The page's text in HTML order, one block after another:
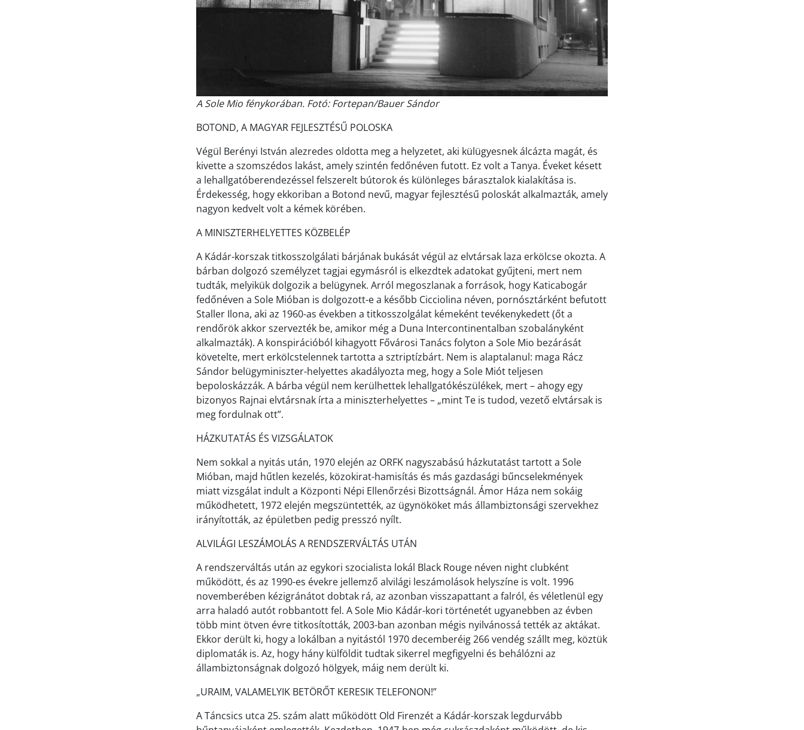
A Sole Mio fénykorában. Fotó: Fortepan/Bauer Sándor
BOTOND, A MAGYAR FEJLESZTÉSŰ POLOSKA
Végül Berényi István alezredes oldotta meg a helyzetet, aki külügyesnek álcázta magát, és
kivette a szomszédos lakást, amely szintén fedőnéven futott. Ez volt a Tanya. Éveket késett
a lehallgatóberendezéssel felszerelt bútorok és különleges bárasztalok kialakítása is.
Érdekesség, hogy ekkoriban a Botond nevű, magyar fejlesztésű poloskát alkalmazták, amely
nagyon kedvelt volt a kémek körében.
A MINISZTERHELYETTES KÖZBELÉP
A Kádár-korszak titkosszolgálati bárjának bukását végül az elvtársak laza erkölcse okozta. A
bárban dolgozó személyzet tagjai egymásról is elkezdtek adatokat gyűjteni, mert nem
tudták, melyikük dolgozik a belügynek. Arról megoszlanak a források, hogy Katicabogár
fedőnéven a Sole Mióban is dolgozott-e a később Cicciolina néven, pornósztárként befutott
Staller Ilona, aki az 1960-as években a titkosszolgálat kémeként tevékenykedett (őt a
rendőrök akkor szervezték be, amikor még a Duna Intercontinentalban szobalányként
alkalmazták). A konspirációból kihagyott Fővárosi Tanács folyton a Sole Mio bezárását
követelte, mert erkölcstelennek tartotta a sztriptízbárt. Nem is alaptalanul: maga Rácz
Sándor belügyminiszter-helyettes akadályozta meg, hogy a Sole Miót teljesen
bepoloskázzák. A bárba végül nem kerülhettek lehallgatókészülékek, mert – ahogy egy
bizonyos Rajnai elvtársnak írta a miniszterhelyettes – „mint Te is tudod, vezető elvtársak is
meg fordulnak ott”.
HÁZKUTATÁS ÉS VIZSGÁLATOK
Nem sokkal a nyitás után, 1970 elején az ORFK nagyszabású házkutatást tartott a Sole
Mióban, majd hűtlen kezelés, közokirat-hamisítás és más gazdasági bűncselekmények
miatt vizsgálat indult a Központi Népi Ellenőrzési Bizottságnál. Ámor Háza nem sokáig
működhetett, 1972 elején megszüntették, az ügynököket más állambiztonsági szervekhez
irányították, az épületben pedig presszó nyílt.
ALVILÁGI LESZÁMOLÁS A RENDSZERVÁLTÁS UTÁN
A rendszerváltás után az egykori szocialista lokál Black Rouge néven night clubként
működött, és az 1990-es évekre jellemző alvilági leszámolások helyszíne is volt. 1996
novemberében kézigránátot dobtak rá, az azonban visszapattant a falról, és véletlenül egy
arra haladó autót robbantott fel. A Sole Mio Kádár-kori történetét ugyanebben az évben
több mint ötven évre titkosították, 2003-ban azonban mégis nyilvánossá tették az aktákat.
Ekkor derült ki, hogy a lokálban a nyitástól 1970 decemberéig 266 vendég szállt meg, köztük
diplomaták is. Az, hogy hány külföldit tudtak sikerrel megfigyelni és behálózni az
állambiztonságnak dolgozó hölgyek, máig nem derült ki.
„URAIM, VALAMELYIK BETÖRŐT KERESIK TELEFONON!”
A Táncsics utca 25. szám alatt működött Old Firenzét a Kádár-korszak legdurvább